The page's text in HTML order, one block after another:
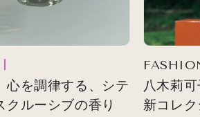
を調律する、シテ
ルーシブの香り
FASHION
八木莉可
新コレク